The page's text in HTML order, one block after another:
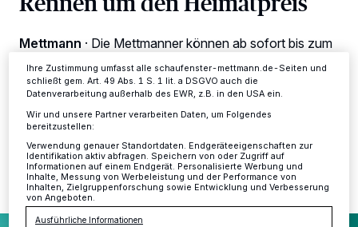
Mettmann · Die Mettmanner können ab sofort bis zum
bekommen soll.
05.07.2024 , 12:54 Uhr Eine Minute Lesezeit
ändern oder Ihre Einwilligung zu widerrufen, indem Sie auf den Link
Informationen finden Sie in unserer Datenschutzerklärung.
Ihre Zustimmung umfasst alle schaufenster-mettmann.de-Seiten und
schließt gem. Art. 49 Abs. 1 S. 1 lit. a DSGVO auch die
Datenverarbeitung außerhalb des EWR, z.B. in den USA ein.
Wir und unsere Partner verarbeiten Daten, um Folgendes
bereitzustellen:
Verwendung genauer Standortdaten. Endgeräteeigenschaften zur
Identifikation aktiv abfragen. Speichern von oder Zugriff auf
Informationen auf einem Endgerät. Personalisierte Werbung und
Inhalte, Messung von Werbeleistung und der Performance von
Inhalten, Zielgruppenforschung sowie Entwicklung und Verbesserung
von Angeboten.
Ausführliche Informationen